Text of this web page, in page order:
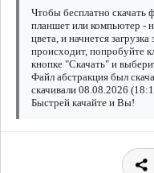
Чтобы бесплатно скачать
планшет или компьютер -
цвета, и начнется
происходит, попробуйте
кнопке "Скачать" и
Файл абстракция был
скачивали 08.08.2026
Быстрей качайте и Вы!